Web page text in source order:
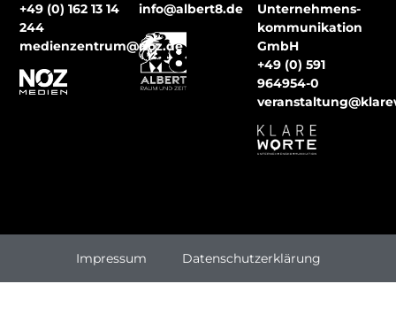
+49 (0) 162 13 14
244
medienzentrum@noz.de
info@albert8.de
Unternehmens-
kommunikation
GmbH
+49 (0) 591
964954-0
Impressum Datenschutzerklärung